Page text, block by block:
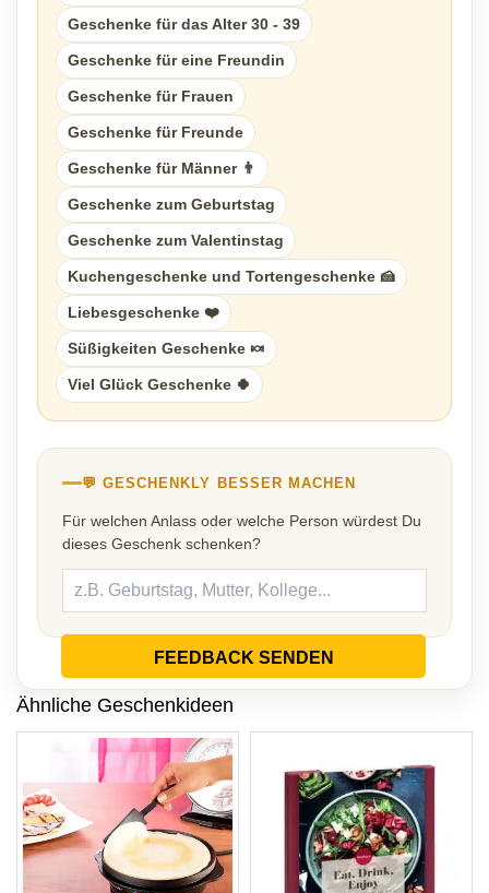
Geschenke für das Alter 30 - 39
Geschenke für eine Freundin
Geschenke für Frauen
Geschenke für Freunde
Geschenke für Männer 👨
Geschenke zum Geburtstag
Geschenke zum Valentinstag
Kuchengeschenke und Tortengeschenke 🍰
Liebesgeschenke ❤️
Süßigkeiten Geschenke 🍬
Viel Glück Geschenke 🍀
💬 GESCHENKLY BESSER MACHEN
Für welchen Anlass oder welche Person würdest Du
dieses Geschenk schenken?
FEEDBACK SENDEN
Ähnliche Geschenkideen